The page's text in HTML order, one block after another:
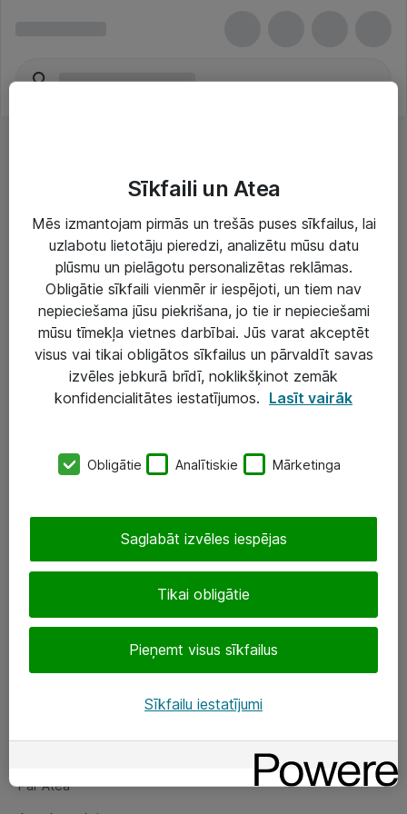
Risinājumi & Pakalpojumi
IT serviss un atbalsts
IT infrastruktūra
Darba vietu IT risinājumi
Serveri un datu centri
SIA „ATEA”
eShop@atea.lv
Sekojiet mums
Par Atea
Par Atea
Sīkfaili un Atea
Mēs izmantojam pirmās un trešās puses sīkfailus, lai
uzlabotu lietotāju pieredzi, analizētu mūsu datu
plūsmu un pielāgotu personalizētas reklāmas.
Obligātie sīkfaili vienmēr ir iespējoti, un tiem nav
nepieciešama jūsu piekrišana, jo tie ir nepieciešami
mūsu tīmekļa vietnes darbībai. Jūs varat akceptēt
visus vai tikai obligātos sīkfailus un pārvaldīt savas
izvēles jebkurā brīdī, noklikšķinot zemāk
konfidencialitātes iestatījumos. Lasīt vairāk
Obligātie Analītiskie Mārketinga
Tikai obligātie
Pieņemt visus sīkfailus
Saglabāt izvēles iespējas
Sīkfailu iestatījumi